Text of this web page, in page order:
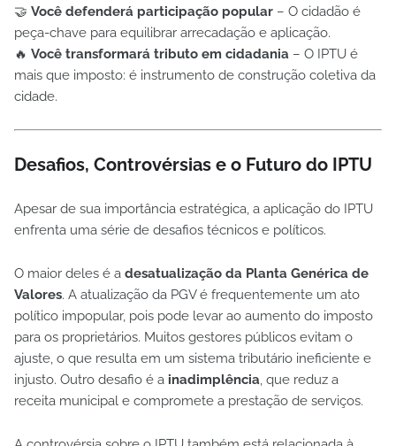
🤝 Você defenderá participação popular – O cidadão é
peça-chave para equilibrar arrecadação e aplicação.
🔥 Você transformará tributo em cidadania – O IPTU é
mais que imposto: é instrumento de construção coletiva da
cidade.
Desafios, Controvérsias e o Futuro do IPTU
Apesar de sua importância estratégica, a aplicação do IPTU
enfrenta uma série de desafios técnicos e políticos.
O maior deles é a desatualização da Planta Genérica de
Valores. A atualização da PGV é frequentemente um ato
político impopular, pois pode levar ao aumento do imposto
para os proprietários. Muitos gestores públicos evitam o
ajuste, o que resulta em um sistema tributário ineficiente e
injusto. Outro desafio é a inadimplência, que reduz a
receita municipal e compromete a prestação de serviços.